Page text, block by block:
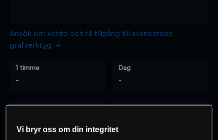
Ansök om konto och få tillgång till avancerade
grafverktyg
1 timme
-
Dag
-
Vi bryr oss om din integritet